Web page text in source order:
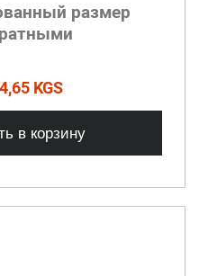
размер
KGS
в корзину